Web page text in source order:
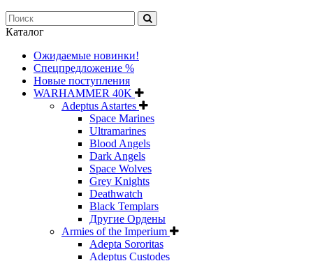
Каталог
Ожидаемые новинки!
Спецпредложение %
Новые поступления
WARHAMMER 40K
Adeptus Astartes
Space Marines
Ultramarines
Blood Angels
Dark Angels
Space Wolves
Grey Knights
Deathwatch
Black Templars
Другие Ордены
Armies of the Imperium
Adepta Sororitas
Adeptus Custodes